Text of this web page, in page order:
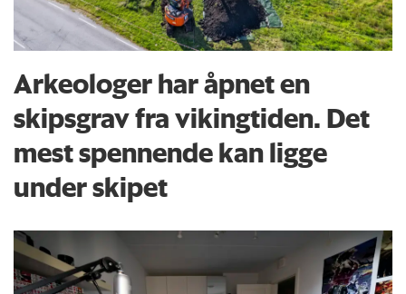
Arkeologer har åpnet en
skipsgrav fra vikingtiden. Det
mest spennende kan ligge
under skipet